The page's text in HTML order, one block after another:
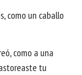
como un caballo
como a una
tu